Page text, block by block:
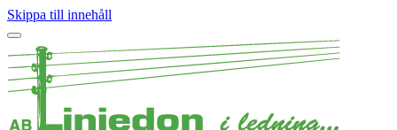
Skippa till innehåll